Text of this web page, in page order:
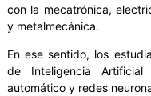
con la mecatrónica,
y metalmecánica.
En ese sentido, los
de Inteligencia
automático y redes